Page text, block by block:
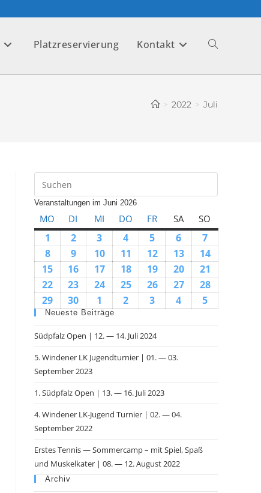
Platzreservierung Kontakt
> 2022 > Juli
Veranstaltungen im Juni 2026
MO DI MI DO FR SA SO
1 2 3 4 5 6
7
8
9 10 11 12 13
14
15
16 17 18 19 20
21
22
23 24 25 26 27
28
29
30 1 2 3 4 5
Neueste Beiträge
Südpfalz Open | 12. — 14. Juli 2024
5. Windener LK Jugendturnier | 01. — 03.
September 2023
1. Südpfalz Open | 13. — 16. Juli 2023
4. Windener LK-Jugend Turnier | 02. — 04.
September 2022
Erstes Tennis — Sommercamp – mit Spiel, Spaß
und Muskelkater | 08. — 12. August 2022
Archiv